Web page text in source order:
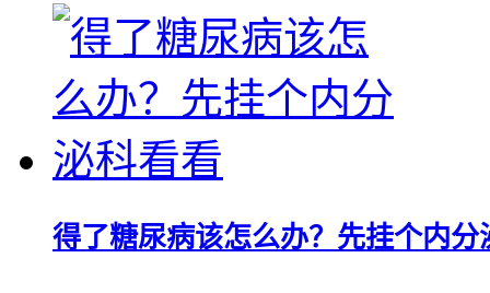
得了糖尿病该怎么办？先挂个内分